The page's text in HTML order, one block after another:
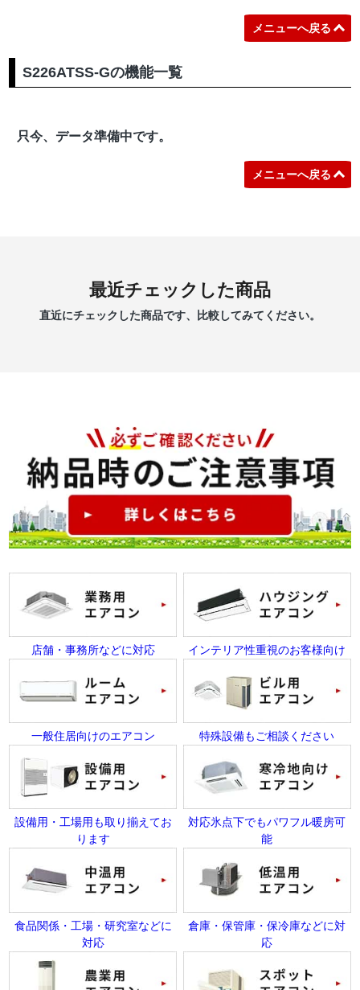
メニューへ戻る
S226ATSS-Gの機能一覧
只今、データ準備中です。
メニューへ戻る
最近チェックした商品
直近にチェックした商品です、比較してみてください。
店舗・事務所などに対応 インテリア性重視のお客様向け
一般住居向けのエアコン 特殊設備もご相談ください
設備用・工場用も取り揃えてお
ります
対応氷点下でもパワフル暖房可
能
食品関係・工場・研究室などに
対応
倉庫・保管庫・保冷庫などに対
応